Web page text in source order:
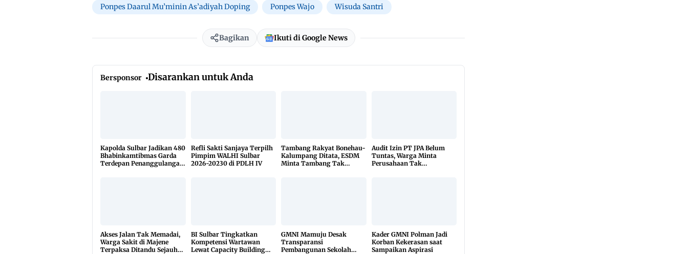
Ponpes Daarul Mu’minin As’adiyah Doping Ponpes Wajo Wisuda Santri
Bagikan Ikuti di Google News
Bersponsor Disarankan untuk Anda
Kapolda Sulbar Jadikan 480
Bhabinkamtibmas Garda
Terdepan Penanggulangan
Refli Sakti Sanjaya Terpilh
Pimpim WALHI Sulbar
2026-20230 di PDLH IV
Tambang Rakyat Bonehau-
Kalumpang Ditata, ESDM
Minta Tambang Tak
Audit Izin PT JPA Belum
Tuntas, Warga Minta
Perusahaan Tak
Akses Jalan Tak Memadai,
Warga Sakit di Majene
Terpaksa Ditandu Sejauh
BI Sulbar Tingkatkan
Kompetensi Wartawan
Lewat Capacity Building
GMNI Mamuju Desak
Transparansi
Pembangunan Sekolah
Kader GMNI Polman Jadi
Korban Kekerasan saat
Sampaikan Aspirasi